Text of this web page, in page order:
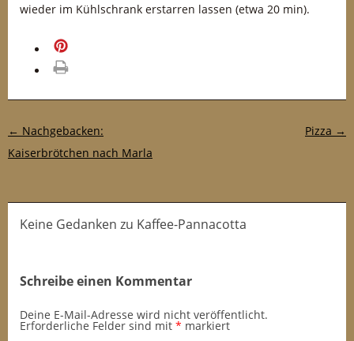
wieder im Kühlschrank erstarren lassen (etwa 20 min).
Post-Navigation
← Nachgebacken:
Kaiserbrötchen nach Marla
Pizza →
Keine Gedanken zu Kaffee-Pannacotta
Schreibe einen Kommentar
Deine E-Mail-Adresse wird nicht veröffentlicht.
Erforderliche Felder sind mit * markiert